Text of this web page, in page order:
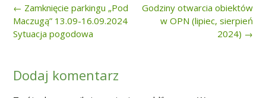
Post
navigation
Godziny otwarcia obiektów
w OPN (lipiec, sierpień
2024) →
← Zamknięcie parkingu „Pod
Maczugą” 13.09-16.09.2024
Sytuacja pogodowa
Dodaj komentarz